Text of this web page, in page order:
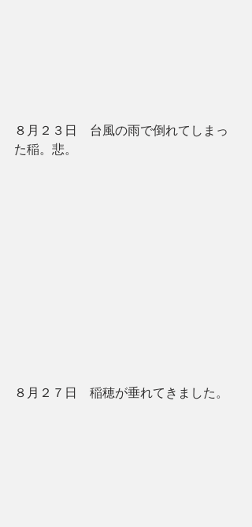
８月２３日　台風の雨で倒れてしまっ
た稲。悲。
８月２７日　稲穂が垂れてきました。